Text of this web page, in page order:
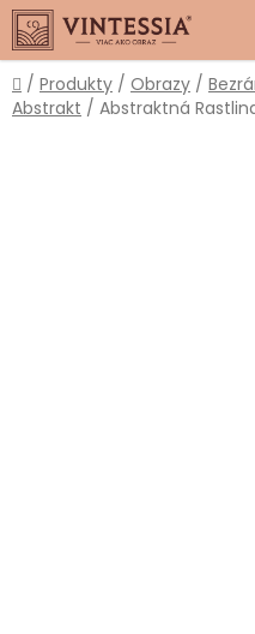
Prejsť
na
obsah
Domov
/ Produkty / Obrazy /
Abstrakt / Abstraktná